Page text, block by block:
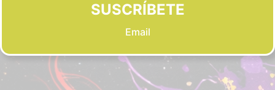
SUSCRÍBETE
Email